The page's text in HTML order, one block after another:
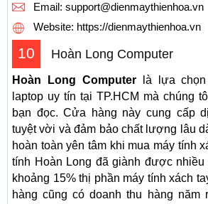
Email: support@dienmaythienhoa.vn
Website: https://dienmaythienhoa.vn
10 Hoàn Long Computer
Hoàn Long Computerlà lựa chọn
laptop uy tín tại TP.HCM mà chúng
bạn đọc. Cửa hàng này cung cấp
tuyệt vời và đảm bảo chất lượng lâu
hoàn toàn yên tâm khi mua máy tính
tính Hoàn Long đã giành được
khoảng 15% thị phần máy tính xách
hàng cũng có doanh thu hàng năm